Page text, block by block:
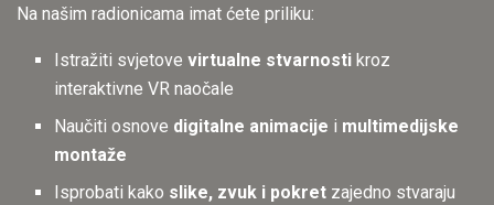
Na našim radionicama imat ćete priliku:
Istražiti svjetovevirtualne stvarnosti kroz
interaktivne VR naočale
Naučiti osnove digitalne animacije i multimedijske
montaže
Isprobati kako slike, zvuk i pokret zajedno stvaraju